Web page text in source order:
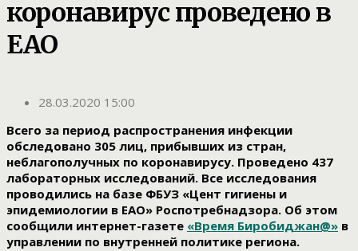
коронавирус проведено в
ЕАО
28.03.2020 15:00
Всего за период распространения инфекции
обследовано 305 лиц, прибывших из стран,
неблагополучных по коронавирусу. Проведено 437
лабораторных исследований. Все исследования
проводились на базе ФБУЗ «Цент гигиены и
эпидемиологии в ЕАО» Роспотребнадзора. Об этом
сообщили интернет-газете «Время Биробиджан@» в
управлении по внутренней политике региона.